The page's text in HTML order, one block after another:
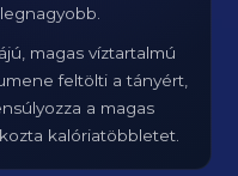
magas víztartalmú
feltölti a tányért,
a magas
kalóriatöbbletet.